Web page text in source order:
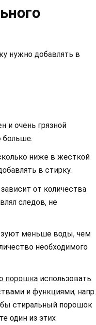
нужно добавлять в
и очень грязной
больше.
ниже в жесткой
в стирку.
от количества
следов, не
меньше воды, чем
необходимого
порошка использовать.
и функциями, напр.
стиральный порошок
один из этих